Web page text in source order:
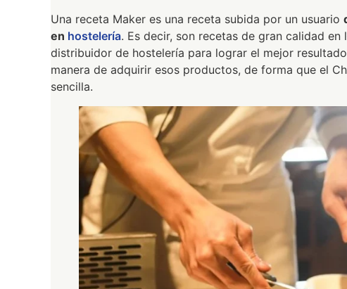
Una receta Maker es una receta subida por un usuario
en hostelería. Es decir, son recetas de gran calidad
distribuidor de hostelería para lograr el mejor
manera de adquirir esos productos, de forma que el
sencilla.